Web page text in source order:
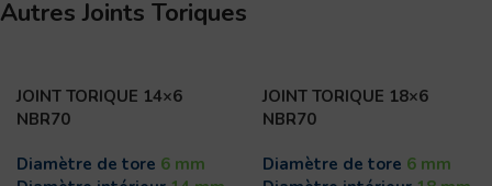
Autres Joints Toriques
JOINT TORIQUE 14×6
NBR70
Diamètre de tore 6 mm
JOINT TORIQUE 18×6
NBR70
Diamètre de tore 6 mm